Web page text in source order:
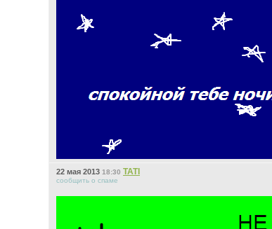
22 мая 2013 18:30 ТАТI
сообщить о спаме